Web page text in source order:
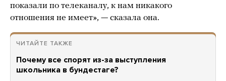
показали по телеканалу, к нам никакого
отношения не имеет», — сказала она.
ЧИТАЙТЕ ТАКЖЕ
Почему все спорят из-за выступления
школьника в бундестаге?